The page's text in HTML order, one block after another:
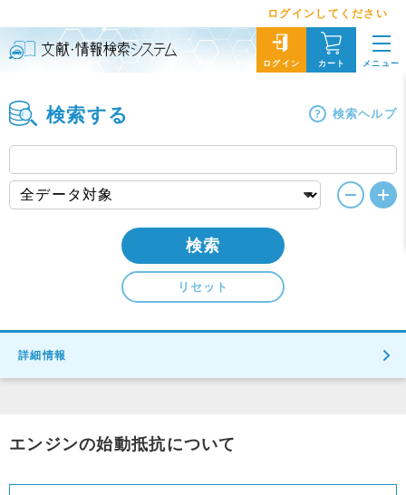
ログインしてください
ログイン カート メニュー
検索する 検索ヘルプ
検索
リセット
詳細情報
エンジンの始動抵抗について